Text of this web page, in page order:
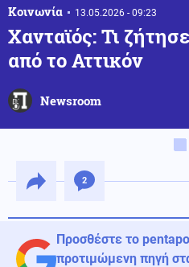
Κοινωνία 13.05.2026 - 09:23
Χανταϊός: Τι
από το Αττικόν
Newsroom
2
Προσθέστε το
προτιμώμενη πηγή